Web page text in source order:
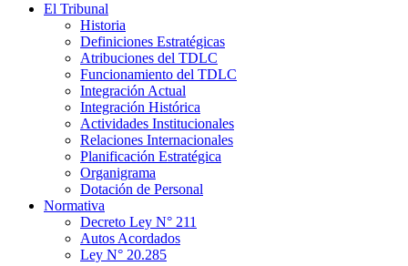
El Tribunal
Historia
Definiciones Estratégicas
Atribuciones del TDLC
Funcionamiento del TDLC
Integración Actual
Integración Histórica
Actividades Institucionales
Relaciones Internacionales
Planificación Estratégica
Organigrama
Dotación de Personal
Normativa
Decreto Ley N° 211
Autos Acordados
Ley N° 20.285